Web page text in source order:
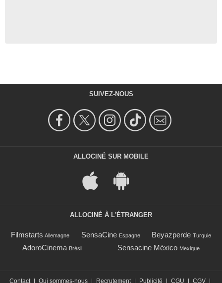
SUIVEZ-NOUS
ALLOCINÉ SUR MOBILE
ALLOCINÉ À L'ÉTRANGER
Filmstarts Allemagne SensaCine Espagne Beyazperde Turquie
AdoroCinema Brésil Sensacine México Mexique
Contact Qui sommes-nous Recrutement Publicité CGU CGV